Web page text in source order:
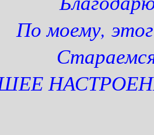
По моему,